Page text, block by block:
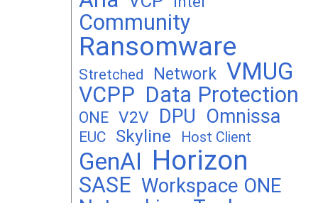
Community
Ransomware
Stretched Network VMUG
VCPP Data Protection
ONE V2V DPU Omnissa
EUC Skyline Host Client
GenAI Horizon
SASE Workspace ONE